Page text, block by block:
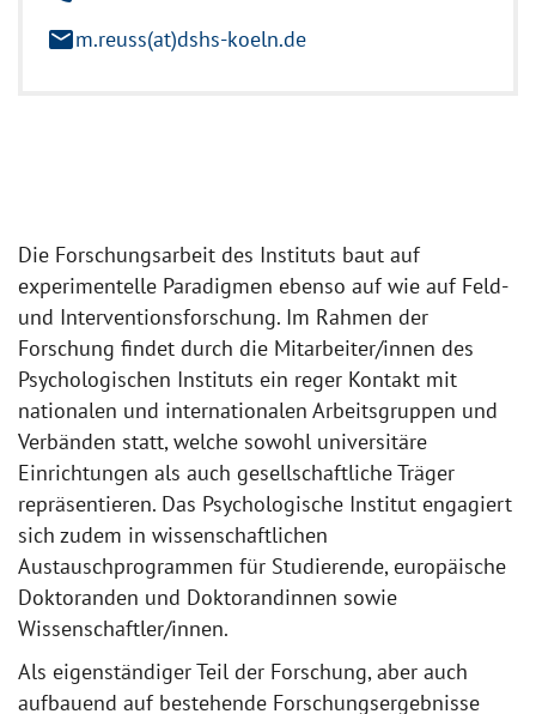
mailm.reuss(at)dshs-koeln.de
Die Forschungsarbeit des Instituts baut auf
experimentelle Paradigmen ebenso auf wie auf Feld-
und Interventionsforschung. Im Rahmen der
Forschung findet durch die Mitarbeiter/innen des
Psychologischen Instituts ein reger Kontakt mit
nationalen und internationalen Arbeitsgruppen und
Verbänden statt, welche sowohl universitäre
Einrichtungen als auch gesellschaftliche Träger
repräsentieren. Das Psychologische Institut engagiert
sich zudem in wissenschaftlichen
Austauschprogrammen für Studierende, europäische
Doktoranden und Doktorandinnen sowie
Wissenschaftler/innen.
Als eigenständiger Teil der Forschung, aber auch
aufbauend auf bestehende Forschungsergebnisse